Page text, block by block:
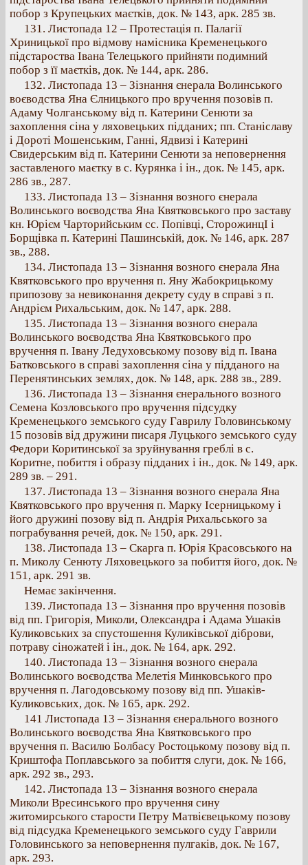
побор з Крупецьких маєтків, док. № 143, арк. 285 зв.
131. Листопада 12 – Протестація п. Палагії
Хриницької про відмову намісника Кременецького
підстароства Івана Телецького прийняти подимний
побор з її маєтків, док. № 144, арк. 286.
132. Листопада 13 – Зізнання єнерала Волинського
воєводства Яна Єлницького про вручення позовів п.
Адаму Чолганському від п. Катерини Сенюти за
захоплення сіна у ляховецьких підданих; пп. Станіславу
і Дороті Мошенським, Ганні, Ядвизі і Катерині
Свидерським від п. Катерини Сенюти за неповернення
заставленого маєтку в с. Курянка і ін., док. № 145, арк.
286 зв., 287.
133. Листопада 13 – Зізнання возного єнерала
Волинського воєводства Яна Квятковського про заставу
кн. Юрієм Чарторийським сс. Попівці, СторожинцІ і
Борщівка п. Катерині Пашинській, док. № 146, арк. 287
зв., 288.
134. Листопада 13 – Зізнання возного єнерала Яна
Квятковського про вручення п. Яну Жабокрицькому
припозову за невиконання декрету суду в справі з п.
Андрієм Рихальським, док. № 147, арк. 288.
135. Листопада 13 – Зізнання возного єнерала
Волинського воєводства Яна Квятковського про
вручення п. Івану Ледуховському позову від п. Івана
Батковського в справі захоплення сіна у підданого на
Перенятинських землях, док. № 148, арк. 288 зв., 289.
136. Листопада 13 – Зізнання єнерального возного
Семена Козловського про вручення підсудку
Кременецького земського суду Гаврилу Головинському
15 позовів від дружини писаря Луцького земського суду
Федори Коритинської за зруйнування греблі в с.
Коритне, побиття і образу підданих і ін., док. № 149, арк.
289 зв. – 291.
137. Листопада 13 – Зізнання возного єнерала Яна
Квятковського про вручення п. Марку Ісерницькому і
його дружині позову від п. Андрія Рихальського за
пограбування речей, док. № 150, арк. 291.
138. Листопада 13 – Скарга п. Юрія Красовського на
п. Миколу Сенюту Ляховецького за побиття його, док. №
151, арк. 291 зв.
Немає закінчення.
139. Листопада 13 – Зізнання про вручення позовів
від пп. Григорія, Миколи, Олександра і Адама Ушаків
Куликовських за спустошення Куликівської діброви,
потраву сіножатей і ін., док. № 164, арк. 292.
140. Листопада 13 – Зізнання возного єнерала
Волинського воєводства Мелетія Минковського про
вручення п. Лагодовському позову від пп. Ушаків-
Куликовських, док. № 165, арк. 292.
141 Листопада 13 – Зізнання єнерального возного
Волинського воєводства Яна Квятковського про
вручення п. Василю Болбасу Ростоцькому позову від п.
Криштофа Поплавського за побиття слуги, док. № 166,
арк. 292 зв., 293.
142. Листопада 13 – Зізнання возного єнерала
Миколи Вресинського про вручення сину
житомирського старости Петру Матвієвецькому позову
від підсудка Кременецького земського суду Гаврили
Головинського за неповернення пулгаків, док. № 167,
арк. 293.